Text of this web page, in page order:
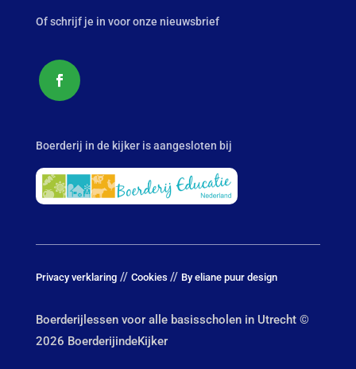
Of schrijf je in voor onze nieuwsbrief
Boerderij in de kijker is aangesloten bij
Privacy verklaring// Cookies // By eliane puur design
Boerderijlessen voor alle basisscholen in Utrecht ©
2026 BoerderijindeKijker